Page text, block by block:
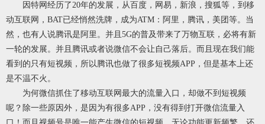
因特网经历了20年的发展，从百度，网易，新浪，搜狐等，到移
动互联网，BAT已经悄然洗牌，成为ATM：阿里，腾讯，美团等。当
然，也有人说腾讯是阿里。并且5G的普及带来了万物互联，必将有新
一轮的发展。并且腾讯或者说微信不会让自己落后。而且现在我们能
看到的只有短视频，所以腾讯也做了很多短视频APP，但是基本上还
是不温不火。
为何微信抓住了移动互联网最大的流量入口，却做不到短视频
呢？除一些原因外，是因为有很多APP，没有得到打开微信流量入